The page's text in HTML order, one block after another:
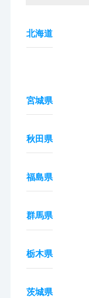
北海道
宮城県
秋田県
福島県
群馬県
栃木県
茨城県